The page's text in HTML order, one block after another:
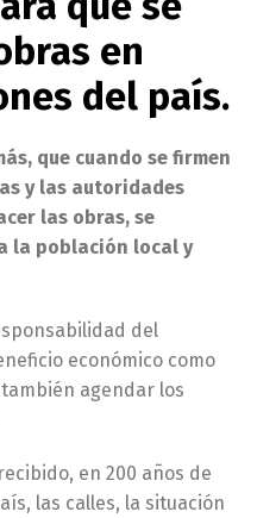
en
del país.
que cuando se firmen
y las autoridades
las obras, se
la población local y
del
económico como
agendar los
en 200 años de
las calles, la situación